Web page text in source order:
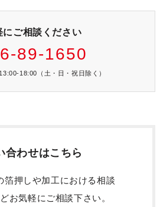
にご相談ください
89-1650
18:00（土・日・祝日除く）
合わせはこちら
箔押しや加工における相談
お気軽にご相談下さい。